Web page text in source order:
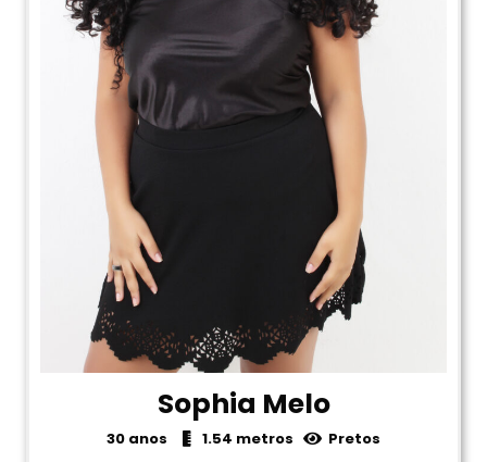
Sophia Melo
30 anos 1.54 metros Pretos